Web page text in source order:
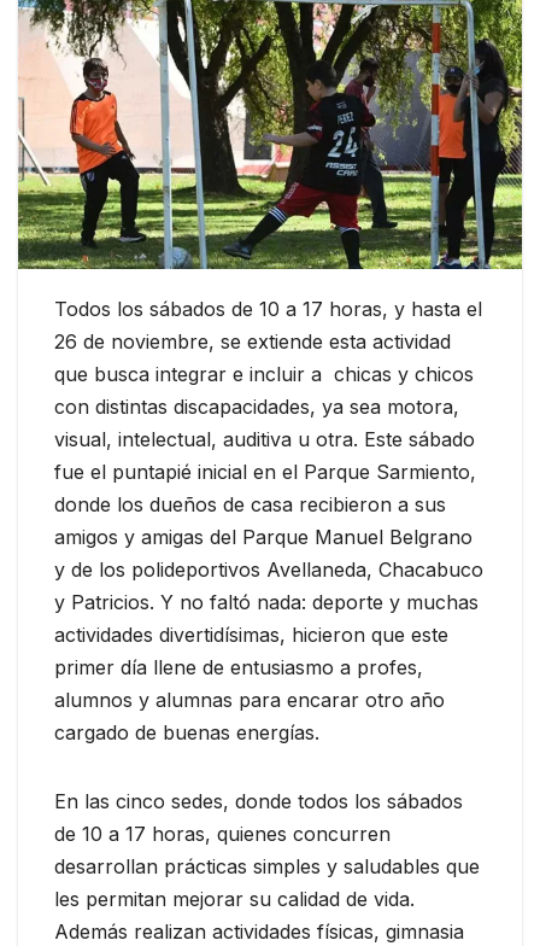
Todos los sábados de 10 a 17 horas, y hasta el
26 de noviembre, se extiende esta actividad
que busca integrar e incluir a chicas y chicos
con distintas discapacidades, ya sea motora,
visual, intelectual, auditiva u otra. Este sábado
fue el puntapié inicial en el Parque Sarmiento,
donde los dueños de casa recibieron a sus
amigos y amigas del Parque Manuel Belgrano
y de los polideportivos Avellaneda, Chacabuco
y Patricios. Y no faltó nada: deporte y muchas
actividades divertidísimas, hicieron que este
primer día llene de entusiasmo a profes,
alumnos y alumnas para encarar otro año
cargado de buenas energías.
En las cinco sedes, donde todos los sábados
de 10 a 17 horas, quienes concurren
desarrollan prácticas simples y saludables que
les permitan mejorar su calidad de vida.
Además realizan actividades físicas, gimnasia